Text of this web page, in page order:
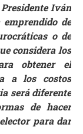
Iván
de
o de
considera los
obtener el
a los costos
será diferente
de hacer
para dar